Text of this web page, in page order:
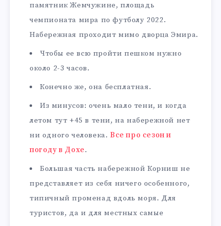
памятник Жемчужине, площадь
чемпионата мира по футболу 2022.
Набережная проходит мимо дворца Эмира.
Чтобы ее всю пройти пешком нужно
около 2-3 часов.
Конечно же, она бесплатная.
Из минусов: очень мало тени, и когда
летом тут +45 в тени, на набережной нет
ни одного человека. Все про сезон и
погоду в Дохе.
Большая часть набережной Корниш не
представляет из себя ничего особенного,
типичный променад вдоль моря. Для
туристов, да и для местных самые